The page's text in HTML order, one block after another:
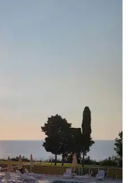
appréciés